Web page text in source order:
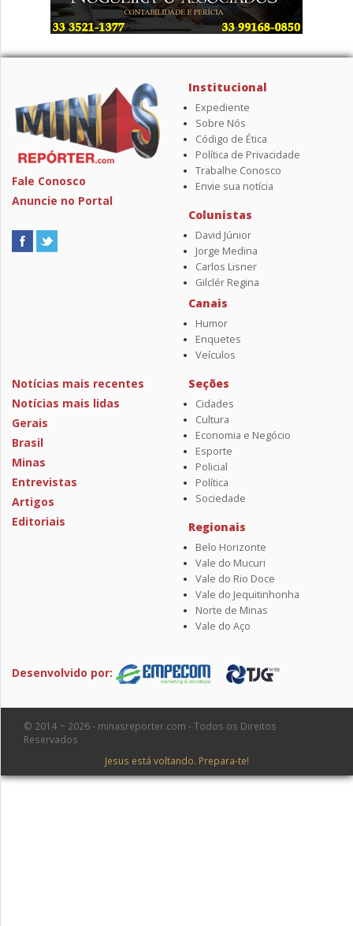
Fale Conosco
Anuncie no Portal
Institucional
Expediente
Sobre Nós
Código de Ética
Política de Privacidade
Trabalhe Conosco
Envie sua notícia
Colunistas
David Júnior
Jorge Medina
Carlos Lisner
Gilclér Regina
Canais
Humor
Enquetes
Veículos
Notícias mais recentes
Notícias mais lidas
Gerais
Brasil
Minas
Entrevistas
Artigos
Editoriais
Seções
Cidades
Cultura
Economia e Negócio
Esporte
Policial
Política
Sociedade
Regionais
Belo Horizonte
Vale do Mucuri
Vale do Rio Doce
Vale do Jequitinhonha
Norte de Minas
Vale do Aço
Desenvolvido por:
© 2014 ~ 2026 - minasreporter.com - Todos os Direitos
Reservados
Jesus está voltando. Prepara-te!